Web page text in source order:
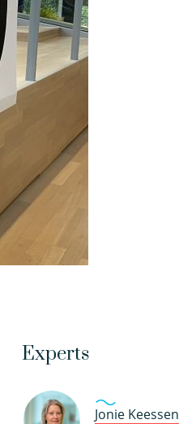
Experts
Jonie Keessen